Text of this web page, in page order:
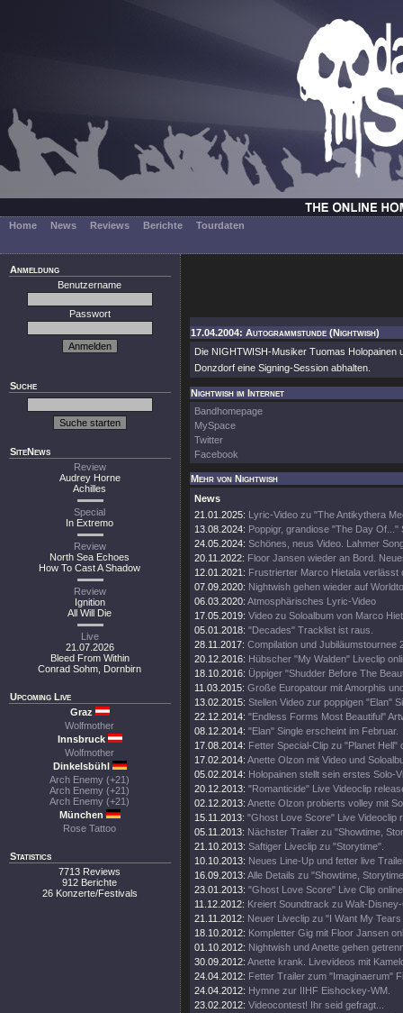
Home News Reviews Berichte Tourdaten
Anmeldung
Benutzername
Passwort
Suche
SiteNews
Review
Audrey Horne
Achilles
Special
In Extremo
Review
North Sea Echoes
How To Cast A Shadow
Review
Ignition
All Will Die
Live
21.07.2026
Bleed From Within
Conrad Sohm, Dornbirn
Upcoming Live
Graz
Wolfmother
Innsbruck
Wolfmother
Dinkelsbühl
Arch Enemy (+21)
Arch Enemy (+21)
Arch Enemy (+21)
München
Rose Tattoo
Statistics
7713 Reviews
912 Berichte
26 Konzerte/Festivals
17.04.2004: Autogrammstunde (Nightwish)
Die NIGHTWISH-Musiker Tuomas Holopainen
Donzdorf eine Signing-Session abhalten.
Nightwish im Internet
Bandhomepage
MySpace
Twitter
Facebook
Mehr von Nightwish
News
21.01.2025: Lyric-Video zu "The Antikythera
13.08.2024: Poppigr, grandiose "The Day Of..."
24.05.2024: Schönes, neus Video. Lahmer
20.11.2022: Floor Jansen wieder an Bord.
12.01.2021: Frustrierter Marco Hietala verlässt
07.09.2020: Nightwish gehen wieder auf
06.03.2020: Atmosphärisches Lyric-Video
17.05.2019: Video zu Soloalbum von Marco
05.01.2018: "Decades" Tracklist ist raus.
28.11.2017: Compilation und Jubiläumstournee
20.12.2016: Hübscher "My Walden" Liveclip
18.10.2016: Üppiger "Shudder Before The
11.03.2015: Große Europatour mit Amorphis
13.02.2015: Stellen Video zur poppigen "Elan"
22.12.2014: "Endless Forms Most Beautiful"
08.12.2014: "Elan" Single erscheint im Februar.
17.08.2014: Fetter Special-Clip zu "Planet Hell"
17.02.2014: Anette Olzon mit Video und
05.02.2014: Holopainen stellt sein erstes Solo-
20.12.2013: "Romanticide" Live Videoclip
02.12.2013: Anette Olzon probierts volley mit
15.11.2013: "Ghost Love Score" Live Videoclip
05.11.2013: Nächster Trailer zu "Showtime,
21.10.2013: Saftiger Liveclip zu "Storytime".
10.10.2013: Neues Line-Up und fetter live
16.09.2013: Alle Details zu "Showtime,
23.01.2013: "Ghost Love Score" Live Clip
11.12.2012: Kreiert Soundtrack zu Walt-
21.11.2012: Neuer Liveclip zu "I Want My
18.10.2012: Kompletter Gig mit Floor Jansen
01.10.2012: Nightwish und Anette gehen
30.09.2012: Anette krank. Livevideos mit
24.04.2012: Fetter Trailer zum "Imaginaerum"
24.04.2012: Hymne zur IIHF Eishockey-WM.
23.02.2012: Videocontest! Ihr seid gefragt...